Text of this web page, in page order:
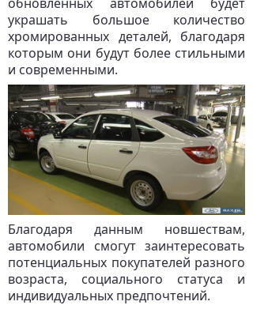
украшать большое количество
хромированных деталей, благодаря
которым они будут более стильными
и современными.
Благодаря данным новшествам,
автомобили смогут заинтересовать
потенциальных покупателей разного
возраста, социального статуса и
индивидуальных предпочтений.